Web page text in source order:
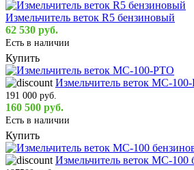
Измельчитель веток R5 бензиновый
62 530 руб.
Есть в наличии
Купить
Измельчитель веток MC-
191 000 руб.
160 500 руб.
Есть в наличии
Купить
Измельчитель веток MC-100